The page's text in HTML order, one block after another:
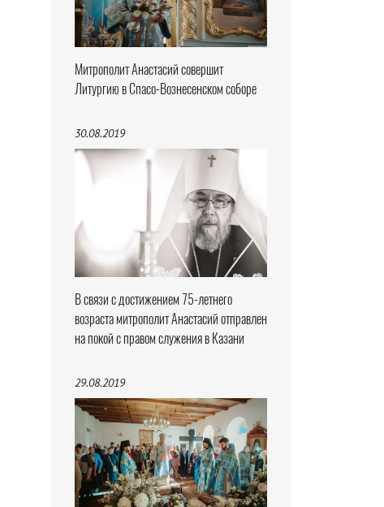
Митрополит Анастасий совершит
Литургию в Спасо-Вознесенском соборе
30.08.2019
В связи с достижением 75-летнего
возраста митрополит Анастасий отправлен
на покой с правом служения в Казани
29.08.2019